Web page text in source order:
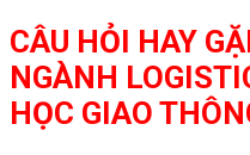
CÂU HỎI HAY
NGÀNH
HỌC GIAO